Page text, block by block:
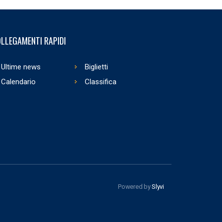
RAPIDI
Ultime news
Biglietti
Calendario
Classifica
Powered bySlyvi